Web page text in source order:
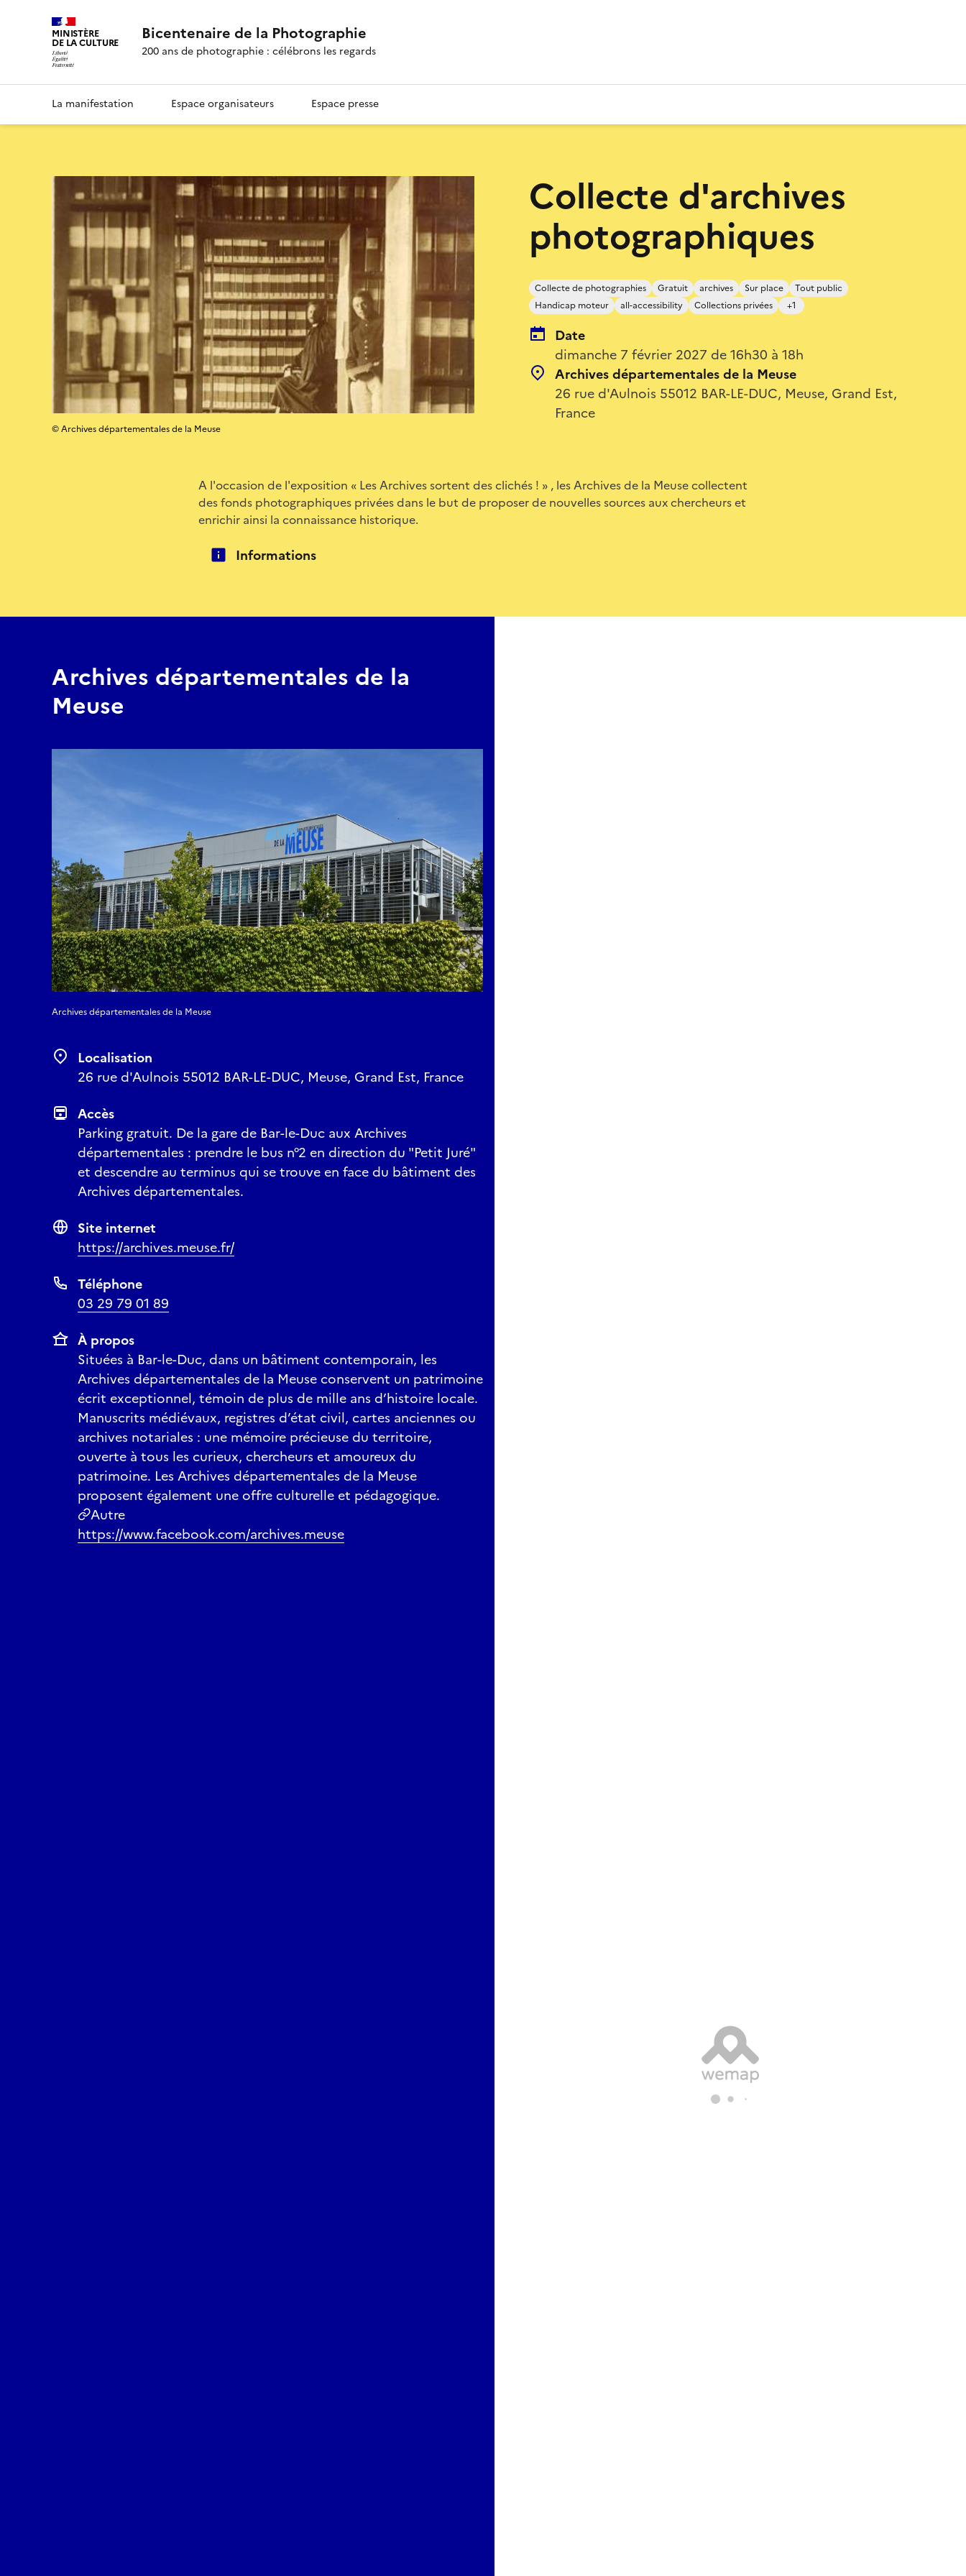
MINISTÈRE
DE LA CULTURE Bicentenaire de la Photographie
200 ans de photographie : célébrons les regards
La manifestation Espace organisateurs Espace presse
Collecte d'archives
photographiques
Collecte de photographies Gratuit archives Sur place
Tout public
Handicap moteur
all-accessibility Collections privées +1
Date
dimanche 7 février 2027 de 16h30 à 18h
Archives départementales de la Meuse
26 rue d'Aulnois 55012 BAR-LE-DUC, Meuse, Grand Est,
France
© Archives départementales de la Meuse
A l'occasion de l'exposition « Les Archives sortent des clichés ! » , les Archives de la Meuse collectent
des fonds photographiques privées dans le but de proposer de nouvelles sources aux chercheurs et
enrichir ainsi la connaissance historique.
Informations
Archives départementales de la
Meuse
Archives départementales de la Meuse
Localisation
26 rue d'Aulnois 55012 BAR-LE-DUC, Meuse, Grand Est, France
Accès
Parking gratuit. De la gare de Bar-le-Duc aux Archives
départementales : prendre le bus n°2 en direction du "Petit Juré"
et descendre au terminus qui se trouve en face du bâtiment des
Archives départementales.
Site internet
https://archives.meuse.fr/
Téléphone
03 29 79 01 89
À propos
Situées à Bar-le-Duc, dans un bâtiment contemporain, les
Archives départementales de la Meuse conservent un patrimoine
écrit exceptionnel, témoin de plus de mille ans d’histoire locale.
Manuscrits médiévaux, registres d’état civil, cartes anciennes ou
archives notariales : une mémoire précieuse du territoire,
ouverte à tous les curieux, chercheurs et amoureux du
patrimoine. Les Archives départementales de la Meuse
proposent également une offre culturelle et pédagogique.
Autre
https://www.facebook.com/archives.meuse